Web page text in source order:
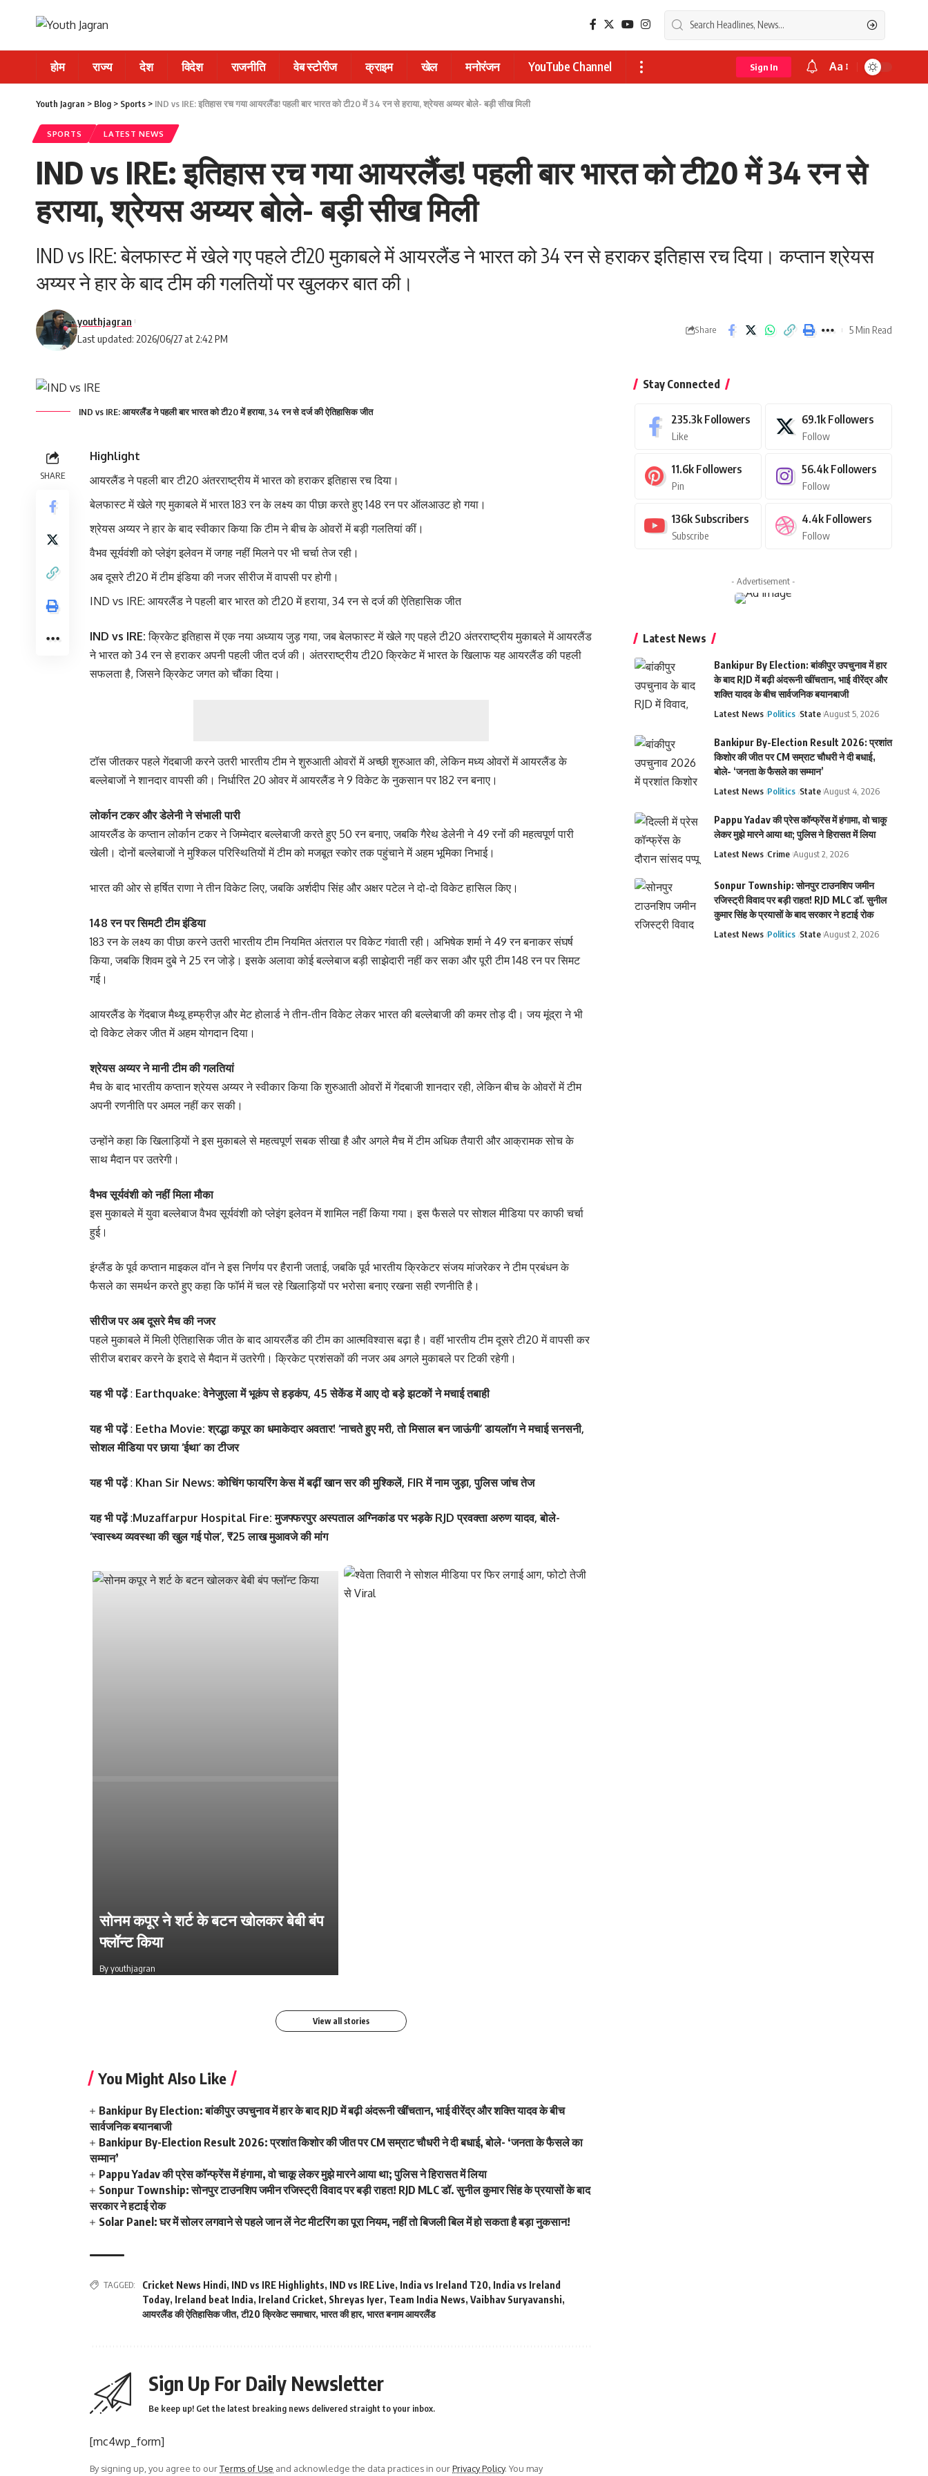
होम राज्य देश विदेश राजनीति वेब स्टोरीज क्राइम खेल मनोरंजन YouTube Channel Sign In
Font
Aa
Youth Jagran > Blog > Sports > IND vs IRE: इतिहास रच गया आयरलैंड! पहली बार भारत को टी20 में 34 रन से हराया, श्रेयस अय्यर बोले- बड़ी सीख मिली
SPORTS LATEST NEWS
IND vs IRE: इतिहास रच गया आयरलैंड! पहली बार भारत को टी20 में 34 रन से
हराया, श्रेयस अय्यर बोले- बड़ी सीख मिली
IND vs IRE: बेलफास्ट में खेले गए पहले टी20 मुकाबले में आयरलैंड ने भारत को 34 रन से हराकर इतिहास रच दिया। कप्तान श्रेयस
अय्यर ने हार के बाद टीम की गलतियों पर खुलकर बात की।
Last updated: 2026/06/27 at 2:42 PM
youthjagran
Share 5 Min Read
IND vs IRE: आयरलैंड ने पहली बार भारत को टी20 में हराया, 34 रन से दर्ज की ऐतिहासिक जीत
SHARE
Highlight
आयरलैंड ने पहली बार टी20 अंतरराष्ट्रीय में भारत को हराकर इतिहास रच दिया।
बेलफास्ट में खेले गए मुकाबले में भारत 183 रन के लक्ष्य का पीछा करते हुए 148 रन पर ऑलआउट हो गया।
श्रेयस अय्यर ने हार के बाद स्वीकार किया कि टीम ने बीच के ओवरों में बड़ी गलतियां कीं।
वैभव सूर्यवंशी को प्लेइंग इलेवन में जगह नहीं मिलने पर भी चर्चा तेज रही।
अब दूसरे टी20 में टीम इंडिया की नजर सीरीज में वापसी पर होगी।
IND vs IRE: आयरलैंड ने पहली बार भारत को टी20 में हराया, 34 रन से दर्ज की ऐतिहासिक जीत
IND vs IRE:क्रिकेट इतिहास में एक नया अध्याय जुड़ गया, जब बेलफास्ट में खेले गए पहले टी20 अंतरराष्ट्रीय मुकाबले में आयरलैंड
ने भारत को 34 रन से हराकर अपनी पहली जीत दर्ज की। अंतरराष्ट्रीय टी20 क्रिकेट में भारत के खिलाफ यह आयरलैंड की पहली
सफलता है, जिसने क्रिकेट जगत को चौंका दिया।
टॉस जीतकर पहले गेंदबाजी करने उतरी भारतीय टीम ने शुरुआती ओवरों में अच्छी शुरुआत की, लेकिन मध्य ओवरों में आयरलैंड के
बल्लेबाजों ने शानदार वापसी की। निर्धारित 20 ओवर में आयरलैंड ने 9 विकेट के नुकसान पर 182 रन बनाए।
लोर्कान टकर और डेलेनी ने संभाली पारी
आयरलैंड के कप्तान लोर्कान टकर ने जिम्मेदार बल्लेबाजी करते हुए 50 रन बनाए, जबकि गैरेथ डेलेनी ने 49 रनों की महत्वपूर्ण पारी
खेली। दोनों बल्लेबाजों ने मुश्किल परिस्थितियों में टीम को मजबूत स्कोर तक पहुंचाने में अहम भूमिका निभाई।
भारत की ओर से हर्षित राणा ने तीन विकेट लिए, जबकि अर्शदीप सिंह और अक्षर पटेल ने दो-दो विकेट हासिल किए।
148 रन पर सिमटी टीम इंडिया
183 रन के लक्ष्य का पीछा करने उतरी भारतीय टीम नियमित अंतराल पर विकेट गंवाती रही। अभिषेक शर्मा ने 49 रन बनाकर संघर्ष
किया, जबकि शिवम दुबे ने 25 रन जोड़े। इसके अलावा कोई बल्लेबाज बड़ी साझेदारी नहीं कर सका और पूरी टीम 148 रन पर सिमट
गई।
आयरलैंड के गेंदबाज मैथ्यू हम्फ्रीज़ और मेट होलार्ड ने तीन-तीन विकेट लेकर भारत की बल्लेबाजी की कमर तोड़ दी। जय मूंद्रा ने भी
दो विकेट लेकर जीत में अहम योगदान दिया।
श्रेयस अय्यर ने मानी टीम की गलतियां
मैच के बाद भारतीय कप्तान श्रेयस अय्यर ने स्वीकार किया कि शुरुआती ओवरों में गेंदबाजी शानदार रही, लेकिन बीच के ओवरों में टीम
अपनी रणनीति पर अमल नहीं कर सकी।
उन्होंने कहा कि खिलाड़ियों ने इस मुकाबले से महत्वपूर्ण सबक सीखा है और अगले मैच में टीम अधिक तैयारी और आक्रामक सोच के
साथ मैदान पर उतरेगी।
वैभव सूर्यवंशी को नहीं मिला मौका
इस मुकाबले में युवा बल्लेबाज वैभव सूर्यवंशी को प्लेइंग इलेवन में शामिल नहीं किया गया। इस फैसले पर सोशल मीडिया पर काफी चर्चा
हुई।
इंग्लैंड के पूर्व कप्तान माइकल वॉन ने इस निर्णय पर हैरानी जताई, जबकि पूर्व भारतीय क्रिकेटर संजय मांजरेकर ने टीम प्रबंधन के
फैसले का समर्थन करते हुए कहा कि फॉर्म में चल रहे खिलाड़ियों पर भरोसा बनाए रखना सही रणनीति है।
सीरीज पर अब दूसरे मैच की नजर
पहले मुकाबले में मिली ऐतिहासिक जीत के बाद आयरलैंड की टीम का आत्मविश्वास बढ़ा है। वहीं भारतीय टीम दूसरे टी20 में वापसी कर
सीरीज बराबर करने के इरादे से मैदान में उतरेगी। क्रिकेट प्रशंसकों की नजर अब अगले मुकाबले पर टिकी रहेगी।
यह भी पढ़ें: Earthquake: वेनेजुएला में भूकंप से हड़कंप, 45 सेकेंड में आए दो बड़े झटकों ने मचाई तबाही
यह भी पढ़ें: Eetha Movie: श्रद्धा कपूर का धमाकेदार अवतार! ‘नाचते हुए मरी, तो मिसाल बन जाऊंगी’ डायलॉग ने मचाई सनसनी,
सोशल मीडिया पर छाया ‘ईथा’ का टीजर
यह भी पढ़ें: Khan Sir News: कोचिंग फायरिंग केस में बढ़ीं खान सर की मुश्किलें, FIR में नाम जुड़ा, पुलिस जांच तेज
यह भी पढ़ें:Muzaffarpur Hospital Fire: मुजफ्फरपुर अस्पताल अग्निकांड पर भड़के RJD प्रवक्ता अरुण यादव, बोले-
‘स्वास्थ्य व्यवस्था की खुल गई पोल’, ₹25 लाख मुआवजे की मांग
सोनम कपूर ने शर्ट के बटन खोलकर बेबी बंप
फ्लॉन्ट किया
By youthjagran
Salman Khan की बर्थडे पार्टी में लगा सितारों
का मेला, धोनी हुए शामिल
By youthjagran
View all stories
You Might Also Like
Bankipur By Election: बांकीपुर उपचुनाव में हार के बाद RJD में बढ़ी अंदरूनी खींचतान, भाई वीरेंद्र और शक्ति यादव के बीच
सार्वजनिक बयानबाजी
Bankipur By-Election Result 2026: प्रशांत किशोर की जीत पर CM सम्राट चौधरी ने दी बधाई, बोले- ‘जनता के फैसले का
सम्मान’
Pappu Yadav की प्रेस कॉन्फ्रेंस में हंगामा, वो चाकू लेकर मुझे मारने आया था; पुलिस ने हिरासत में लिया
Sonpur Township: सोनपुर टाउनशिप जमीन रजिस्ट्री विवाद पर बड़ी राहत! RJD MLC डॉ. सुनील कुमार सिंह के प्रयासों के बाद
सरकार ने हटाई रोक
Solar Panel: घर में सोलर लगवाने से पहले जान लें नेट मीटरिंग का पूरा नियम, नहीं तो बिजली बिल में हो सकता है बड़ा नुकसान!
TAGGED: Cricket News Hindi, IND vs IRE Highlights, IND vs IRE Live, India vs Ireland T20, India vs Ireland
Today, Ireland beat India, Ireland Cricket, Shreyas Iyer, Team India News, Vaibhav Suryavanshi,
आयरलैंड की ऐतिहासिक जीत,टी20 क्रिकेट समाचार, भारत की हार, भारत बनाम आयरलैंड
Sign Up For Daily Newsletter
Be keep up! Get the latest breaking news delivered straight to your inbox.
[mc4wp_form]
By signing up, you agree to ourTerms of Use and acknowledge the data practices in ourPrivacy Policy. You may
Stay Connected
235.3k Followers
Like
69.1k Followers
Follow
11.6k Followers
Pin
56.4k Followers
Follow
136k Subscribers
Subscribe
4.4k Followers
Follow
- Advertisement -
Latest News
Bankipur By Election: बांकीपुर उपचुनाव में हार
के बाद RJD में बढ़ी अंदरूनी खींचतान, भाई वीरेंद्र और
शक्ति यादव के बीच सार्वजनिक बयानबाजी
Latest News Politics State August 5, 2026
Bankipur By-Election Result 2026: प्रशांत
किशोर की जीत पर CM सम्राट चौधरी ने दी बधाई,
बोले- ‘जनता के फैसले का सम्मान’
Latest News Politics State August 4, 2026
Pappu Yadav की प्रेस कॉन्फ्रेंस में हंगामा, वो चाकू
लेकर मुझे मारने आया था; पुलिस ने हिरासत में लिया
Latest News Crime August 2, 2026
Sonpur Township: सोनपुर टाउनशिप जमीन
रजिस्ट्री विवाद पर बड़ी राहत! RJD MLC डॉ. सुनील
कुमार सिंह के प्रयासों के बाद सरकार ने हटाई रोक
Latest News Politics State August 2, 2026